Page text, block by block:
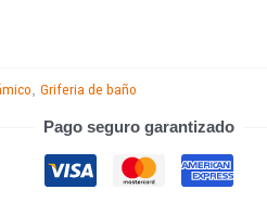
n
v
p
,Griferia de baño
Pago seguro garantizado